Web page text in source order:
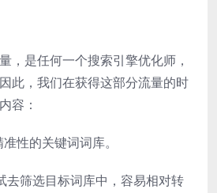
，是任何一个搜索引擎优化师，
此，我们在获得这部分流量的时
容：
性的关键词词库。
筛选目标词库中，容易相对转